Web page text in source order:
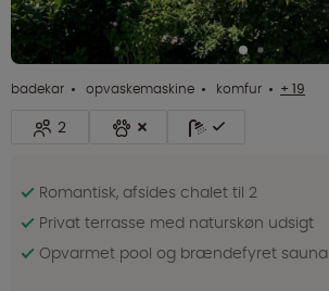
badekar opvaskemaskine komfur + 19
2
Romantisk, afsides chalet til 2
Privat terrasse med naturskøn udsigt
Opvarmet pool og brændefyret sauna